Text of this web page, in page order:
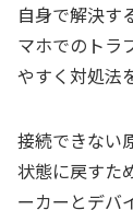
自身で解決す
マホでのトラ
やすく対処法
接続できない
状態に戻すた
ーカーとデバ